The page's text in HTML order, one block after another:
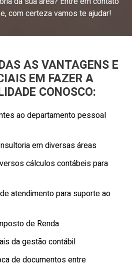
com certeza vamos te ajudar!
AS VANTAGENS E
EM FAZER A
CONOSCO:
ao departamento pessoal
em diversas áreas
cálculos contábeis para
atendimento para suporte ao
de Renda
da gestão contábil
de documentos entre